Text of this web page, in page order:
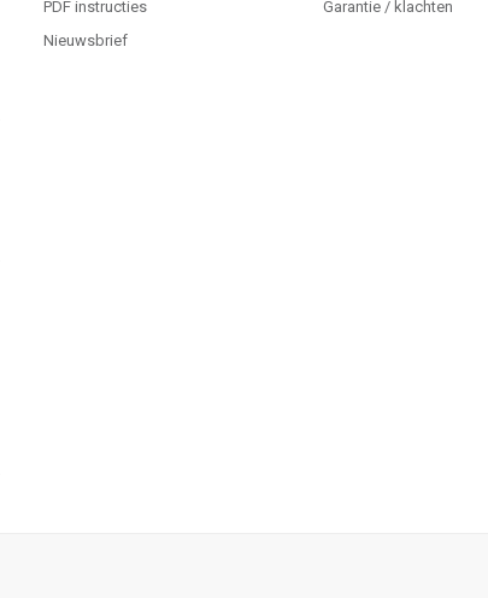
PDF instructies
Nieuwsbrief
Garantie / klachten